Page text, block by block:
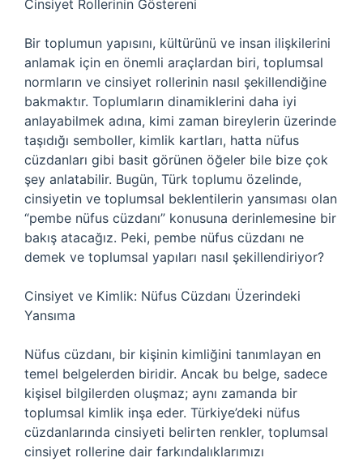
Cinsiyet Rollerinin Göstereni
Bir toplumun yapısını, kültürünü ve insan ilişkilerini
anlamak için en önemli araçlardan biri, toplumsal
normların ve cinsiyet rollerinin nasıl şekillendiğine
bakmaktır. Toplumların dinamiklerini daha iyi
anlayabilmek adına, kimi zaman bireylerin üzerinde
taşıdığı semboller, kimlik kartları, hatta nüfus
cüzdanları gibi basit görünen öğeler bile bize çok
şey anlatabilir. Bugün, Türk toplumu özelinde,
cinsiyetin ve toplumsal beklentilerin yansıması olan
“pembe nüfus cüzdanı” konusuna derinlemesine bir
bakış atacağız. Peki, pembe nüfus cüzdanı ne
demek ve toplumsal yapıları nasıl şekillendiriyor?
Cinsiyet ve Kimlik: Nüfus Cüzdanı Üzerindeki
Yansıma
Nüfus cüzdanı, bir kişinin kimliğini tanımlayan en
temel belgelerden biridir. Ancak bu belge, sadece
kişisel bilgilerden oluşmaz; aynı zamanda bir
toplumsal kimlik inşa eder. Türkiye’deki nüfus
cüzdanlarında cinsiyeti belirten renkler, toplumsal
cinsiyet rollerine dair farkındalıklarımızı